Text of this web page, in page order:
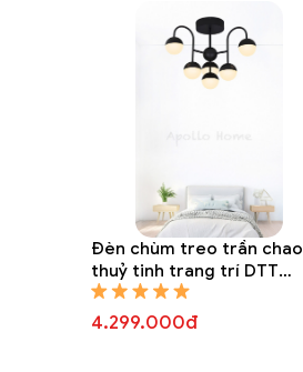
Đèn chùm treo trần chao
thuỷ tinh trang trí DTT
8323A
4.299.000đ